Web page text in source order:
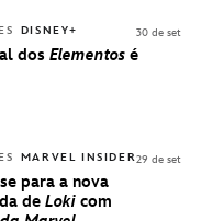
DISNEY+
dos Elementos é
30 de set
MARVEL INSIDER
para a nova
de Loki com
29 de set